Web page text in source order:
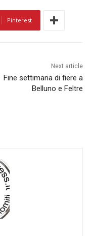
Pinterest
Next article
Fine settimana di fiere a
Belluno e Feltre